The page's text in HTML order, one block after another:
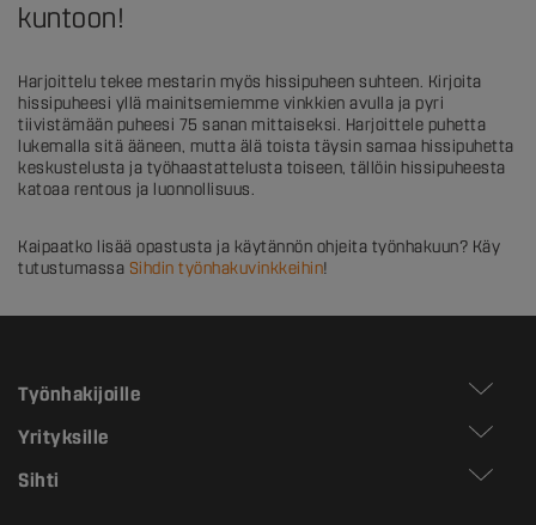
kuntoon!
Harjoittelu tekee mestarin myös hissipuheen suhteen. Kirjoita
hissipuheesi yllä mainitsemiemme vinkkien avulla ja pyri
tiivistämään puheesi 75 sanan mittaiseksi. Harjoittele puhetta
lukemalla sitä ääneen, mutta älä toista täysin samaa hissipuhetta
keskustelusta ja työhaastattelusta toiseen, tällöin hissipuheesta
katoaa rentous ja luonnollisuus.
Kaipaatko lisää opastusta ja käytännön ohjeita työnhakuun? Käy
tutustumassa Sihdin työnhakuvinkkeihin!
Työnhakijoille
Yrityksille
Sihti